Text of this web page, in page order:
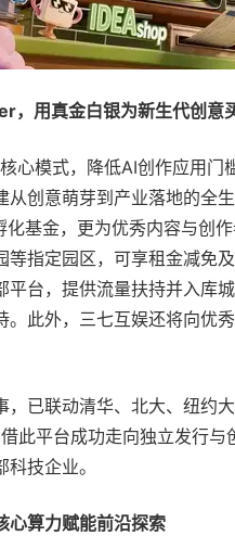
用真金白银为新生代创意
模式，降低AI创作应用门
从创意萌芽到产业落地的全
基金，更为优秀内容与创
等指定园区，可享租金减免
平台，提供流量扶持并入库
。此外，三七互娱还将向优
已联动清华、北大、纽约
此平台成功走向独立发行与
技企业。
心算力赋能前沿探索